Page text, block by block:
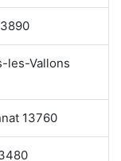
les-Vallons
13760